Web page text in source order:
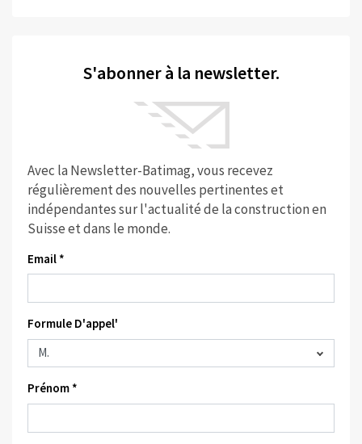
S'abonner à la newsletter.
Avec la Newsletter-Batimag, vous recevez
régulièrement des nouvelles pertinentes et
indépendantes sur l'actualité de la construction en
Suisse et dans le monde.
Email *
Formule D'appel'
Prénom *